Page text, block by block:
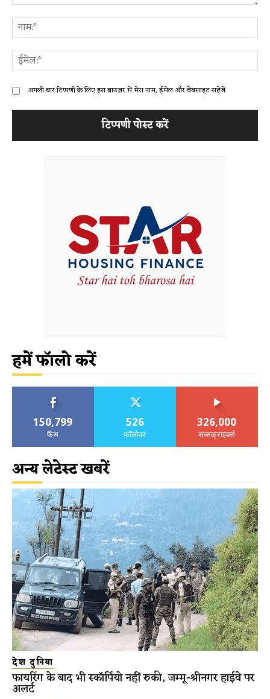
अगली बार टिप्पणी के लिए इस ब्राउज़र में मेरा नाम, ईमेल और वेबसाइट सहेजें
हमें फॉलो करें
150,799
फैंस
526
फॉलोवर
326,000
सब्सक्राइबर्स
अन्य लेटेस्ट खबरें
देश दुनिया
फायरिंग के बाद भी स्कॉर्पियो नहीं रुकी, जम्मू-श्रीनगर हाईवे पर
अलर्ट